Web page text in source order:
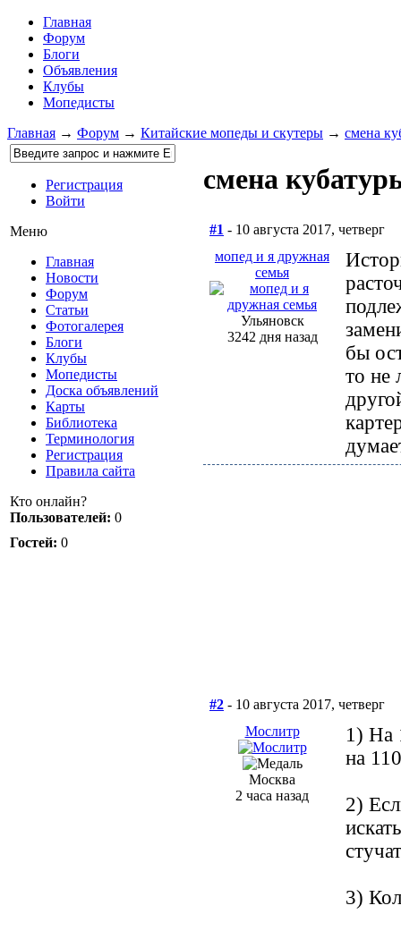
Главная
Форум
Блоги
Объявления
Клубы
Мопедисты
Главная → Форум → Китайские мопеды и скутеры → смена
Регистрация
Войти
Меню
Главная
Новости
Форум
Статьи
Фотогалерея
Блоги
Клубы
Мопедисты
Доска объявлений
Карты
Библиотека
Терминология
Регистрация
Правила сайта
Кто онлайн?
Пользователей: 0
Гостей: 0
смена
#1 - 10 августа 2017, четверг
мопед и я дружная
семья
Ульяновск
3242 дня назад
бы
то не
#2 - 10 августа 2017, четверг
Мослитр
Москва
2 часа назад
1) На
на
2)
3)